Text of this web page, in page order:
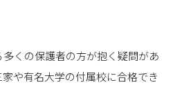
くの保護者の方が抱く疑問があ
や有名大学の付属校に合格でき